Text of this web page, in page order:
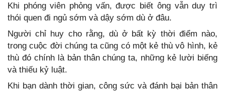
Khi phóng viên phỏng vấn, được biết ông vẫn duy trì
thói quen đi ngủ sớm và dậy sớm dù ở đâu.
Người chỉ huy cho rằng, dù ở bất kỳ thời điểm nào,
trong cuộc đời chúng ta cũng có một kẻ thù vô hình, kẻ
thù đó chính là bản thân chúng ta, những kẻ lười biếng
và thiếu kỷ luật.
Khi bạn dành thời gian, công sức và đánh bại bản thân